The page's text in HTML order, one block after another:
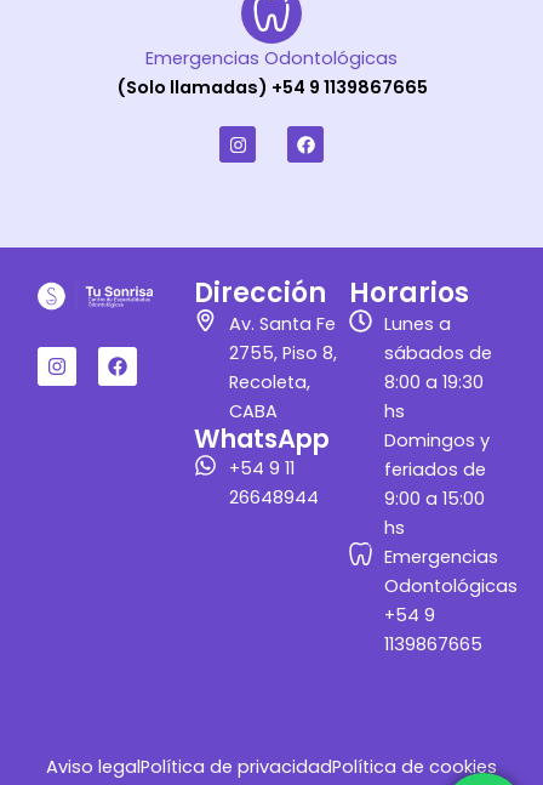
Emergencias Odontológicas
(Solo llamadas) +54 9 1139867665
I
n
s
r
F
a
c
o
I
s
t
c
e
Dirección
Av. Santa Fe
2755, Piso 8,
Recoleta,
CABA
WhatsApp
+54 9 11
26648944
Horarios
Lunes a
sábados de
8:00 a 19:30
hs
Domingos y
feriados de
9:00 a 15:00
hs
Emergencias
Odontológicas
+54 9
1139867665
Aviso legalPolítica de privacidadPolítica de cookies